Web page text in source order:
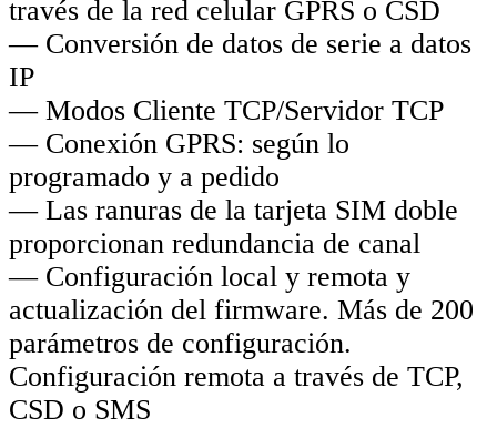
través de la red celular GPRS o CSD
— Conversión de datos de serie a datos
IP
— Modos Cliente TCP/Servidor TCP
— Conexión GPRS: según lo
programado y a pedido
— Las ranuras de la tarjeta SIM doble
proporcionan redundancia de canal
— Configuración local y remota y
actualización del firmware. Más de 200
parámetros de configuración.
Configuración remota a través de TCP,
CSD o SMS